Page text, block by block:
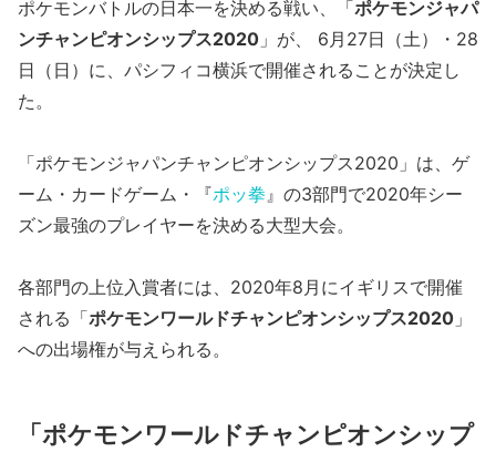
ポケモンバトルの日本一を決める戦い、「ポケモンジャパ
ンチャンピオンシップス2020 」が、 6月27日（土）・28
日（日）に、パシフィコ横浜で開催されることが決定し
た。
「ポケモンジャパンチャンピオンシップス2020」は、ゲ
ーム・カードゲーム・『ポッ拳』の3部門で2020年シー
ズン最強のプレイヤーを決める大型大会。
各部門の上位入賞者には、2020年8月にイギリスで開催
される「ポケモンワールドチャンピオンシップス2020 」
への出場権が与えられる。
「ポケモンワールドチャンピオンシップ